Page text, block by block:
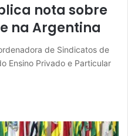
nota sobre
na Argentina
de Sindicatos de
Ensino Privado e Particular